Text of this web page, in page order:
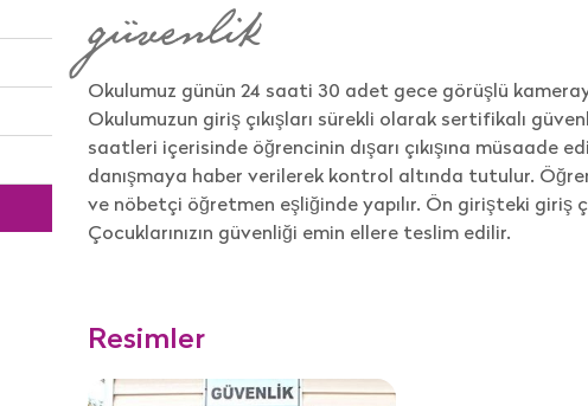
güvenlik
Okulumuz günün 24 saati 30 adet gece görüşlü
Okulumuzun giriş çıkışları sürekli olarak sertifikalı
saatleri içerisinde öğrencinin dışarı çıkışına müsaade
danışmaya haber verilerek kontrol altında tutulur.
ve nöbetçi öğretmen eşliğinde yapılır. Ön girişteki giriş
Çocuklarınızın güvenliği emin ellere teslim edilir.
Resimler